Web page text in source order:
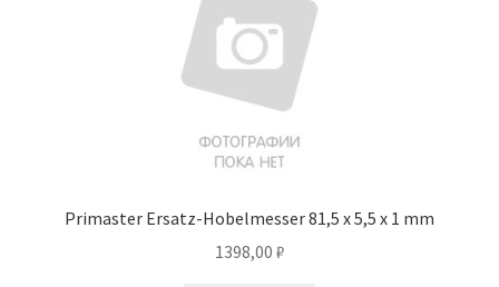
Primaster Ersatz-Hobelmesser 81,5 x 5,5 x 1 mm
1398,00 ₽